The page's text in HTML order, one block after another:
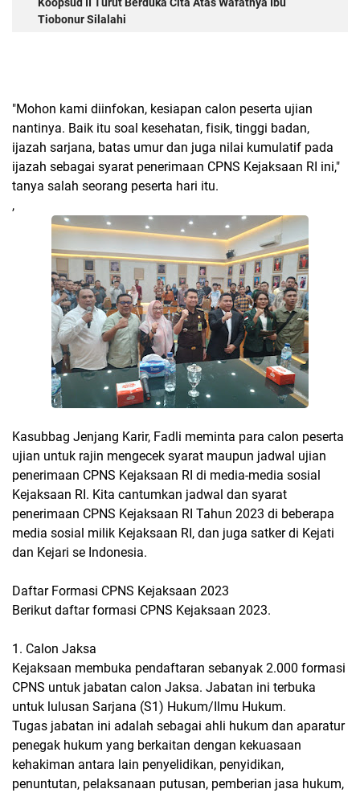
Tiobonur Silalahi
"Mohon kami diinfokan, kesiapan calon peserta ujian
nantinya. Baik itu soal kesehatan, fisik, tinggi badan,
ijazah sarjana, batas umur dan juga nilai kumulatif pada
ijazah sebagai syarat penerimaan CPNS Kejaksaan RI ini,"
tanya salah seorang peserta hari itu.
,
Kasubbag Jenjang Karir, Fadli meminta para calon peserta
ujian untuk rajin mengecek syarat maupun jadwal ujian
penerimaan CPNS Kejaksaan RI di media-media sosial
Kejaksaan RI. Kita cantumkan jadwal dan syarat
penerimaan CPNS Kejaksaan RI Tahun 2023 di beberapa
media sosial milik Kejaksaan RI, dan juga satker di Kejati
dan Kejari se Indonesia.
Daftar Formasi CPNS Kejaksaan 2023
Berikut daftar formasi CPNS Kejaksaan 2023.
1. Calon Jaksa
Kejaksaan membuka pendaftaran sebanyak 2.000 formasi
CPNS untuk jabatan calon Jaksa. Jabatan ini terbuka
untuk lulusan Sarjana (S1) Hukum/Ilmu Hukum.
Tugas jabatan ini adalah sebagai ahli hukum dan aparatur
penegak hukum yang berkaitan dengan kekuasaan
kehakiman antara lain penyelidikan, penyidikan,
penuntutan, pelaksanaan putusan, pemberian jasa hukum,